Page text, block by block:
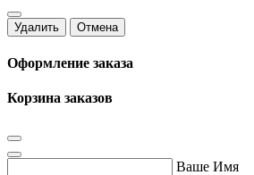
Удалить Отмена
Оформление заказа
Корзина заказов
Ваше Имя